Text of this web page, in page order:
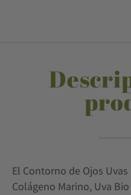
El Contorno de Ojos
Colágeno Marino, Uva